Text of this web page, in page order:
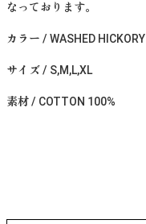
なっております。
カラー / WASHED HICKORY
サイズ / S,M,L,XL
素材 / COTTON 100%